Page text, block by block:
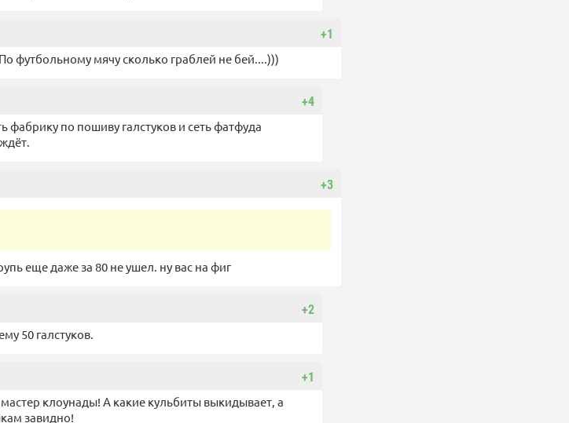
+1
футбольному мячу сколько граблей не бей....)))
+4
фабрику по пошиву галстуков и сеть фатфуда
+3
еще даже за 80 не ушел. ну вас на фиг
+2
50 галстуков.
+1
клоунады! А какие кульбиты выкидывает, а
завидно!